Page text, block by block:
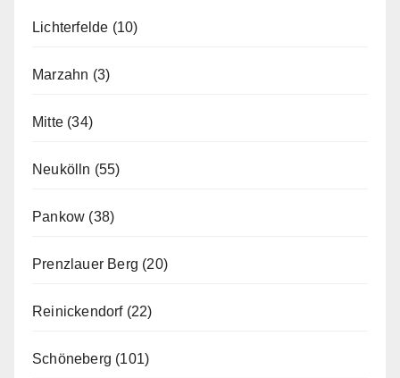
Lichterfelde (10)
Marzahn (3)
Mitte (34)
Neukölln (55)
Pankow (38)
Prenzlauer Berg (20)
Reinickendorf(22)
Schöneberg (101)